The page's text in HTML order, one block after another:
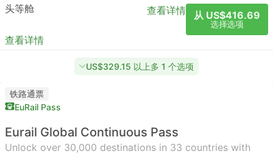
头等舱
查看详情 从 US$416.69
选择选项
查看详情
US$329.15 以上多 1 个选项
铁路通票
EuRail Pass
Eurail Global Continuous Pass
Unlock over 30,000 destinations in 33 countries with